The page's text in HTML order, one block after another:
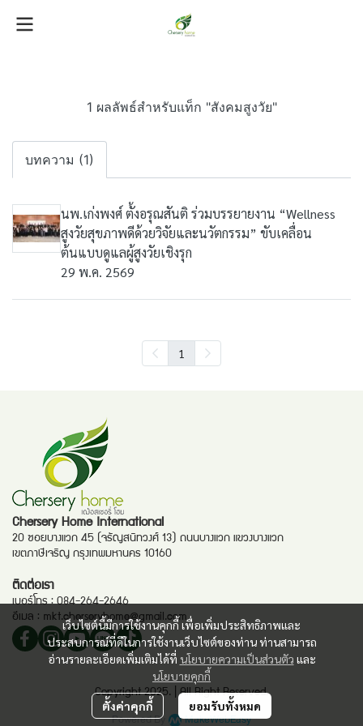
1 ผลลัพธ์สำหรับแท็ก "สังคมสูงวัย"
บทความ (1)
นพ.เก่งพงศ์ ตั้งอรุณสันติ ร่วมบรรยายงาน “Wellness
สูงวัยสุขภาพดีด้วยวิจัยและนวัตกรรม” ขับเคลื่อน
ต้นแบบดูแลผู้สูงวัยเชิงรุก
29 พ.ค. 2569
1
เว็บไซต์นี้มีการใช้งานคุกกี้ เพื่อเพิ่มประสิทธิภาพและ
ประสบการณ์ที่ดีในการใช้งานเว็บไซต์ของท่าน ท่านสามารถ
อ่านรายละเอียดเพิ่มเติมได้ที่ นโยบายความเป็นส่วนตัว และ
นโยบายคุกกี้
ตั้งค่าคุกกี้ ยอมรับทั้งหมด
Chersery Home International
20 ซอยบางแวก 45 (จรัญสนิทวงศ์ 13) ถนนบางแวก แขวงบางแวก
เขตภาษีเจริญ กรุงเทพมหานคร 10160
ติดต่อเรา
เบอร์โทร :084-264-2646
อีเมล : mkt.cherseryhome@gmail.com
Copyright 2025. | All Right Reserved.
Powered By MakeWebEasy